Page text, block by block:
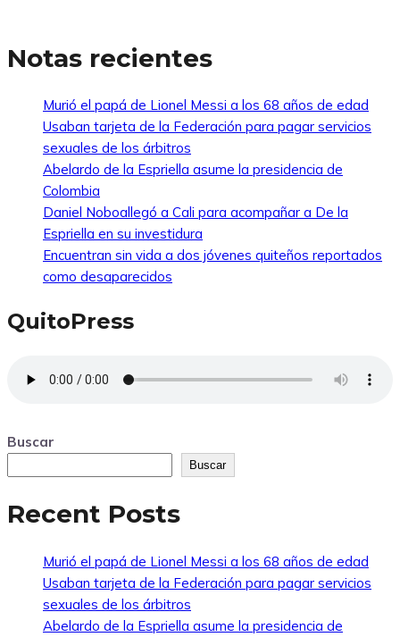
Notas recientes
Murió el papá de Lionel Messi a los 68 años de edad
Usaban tarjeta de la Federación para pagar servicios
sexuales de los árbitros
Abelardo de la Espriella asume la presidencia de
Colombia
Daniel Noboallegó a Cali para acompañar a De la
Espriella en su investidura
Encuentran sin vida a dos jóvenes quiteños reportados
como desaparecidos
QuitoPress
Buscar
Buscar
Recent Posts
Murió el papá de Lionel Messi a los 68 años de edad
Usaban tarjeta de la Federación para pagar servicios
sexuales de los árbitros
Abelardo de la Espriella asume la presidencia de